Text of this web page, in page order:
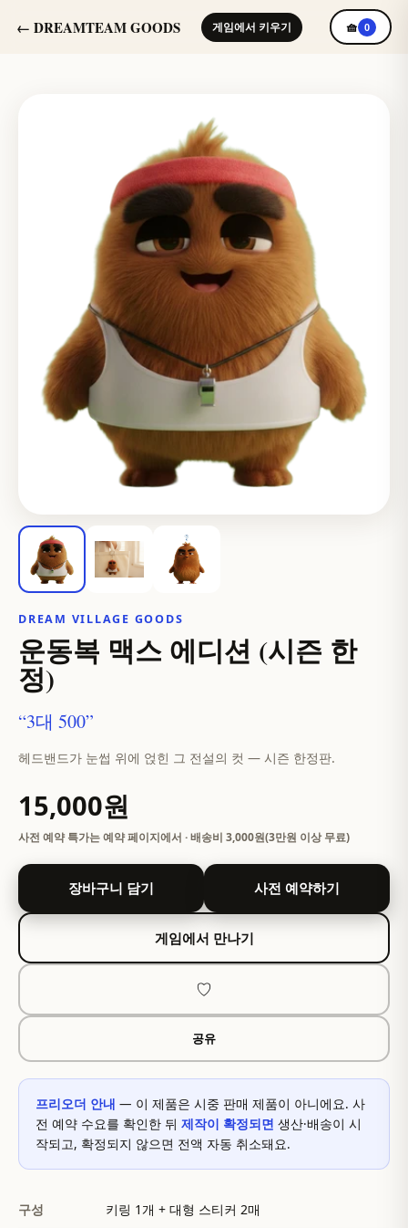
← DREAMTEAM GOODS 게임에서 키우기 🧺 0
DREAM VILLAGE GOODS
운동복 맥스 에디션 (시즌 한
정)
“3대 500”
헤드밴드가 눈썹 위에 얹힌 그 전설의 컷 — 시즌 한정판.
15,000원
사전 예약 특가는 예약 페이지에서 · 배송비 3,000원(3만원 이상 무료)
장바구니 담기 사전 예약하기
게임에서 만나기
♡
공유
프리오더 안내 — 이 제품은 시중 판매 제품이 아니에요. 사
전 예약 수요를 확인한 뒤제작이 확정되면 생산·배송이 시
작되고, 확정되지 않으면 전액 자동 취소돼요.
구성 키링 1개 + 대형 스티커 2매